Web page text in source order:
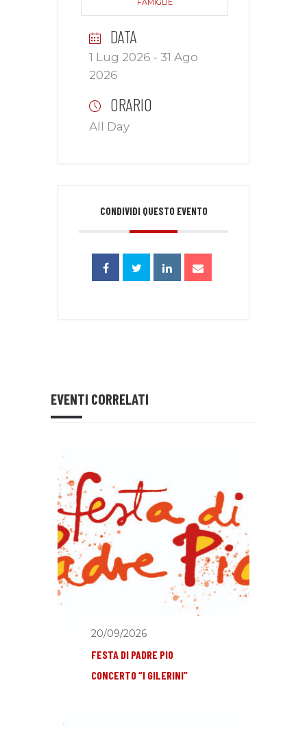
FAMIGLIE
DATA
1 Lug 2026 - 31 Ago
2026
ORARIO
All Day
CONDIVIDI QUESTO EVENTO
EVENTI CORRELATI
20/09/2026
FESTA DI PADRE PIO
CONCERTO “I GILERINI”